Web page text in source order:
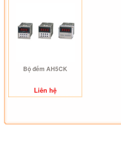
Bộ đếm AH5CK
Liên hệ